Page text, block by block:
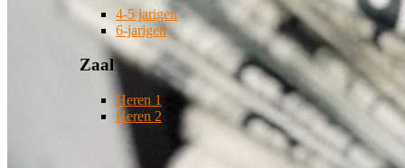
4-5 jarigen
6-jarigen
Zaal
Heren 1
Heren 2